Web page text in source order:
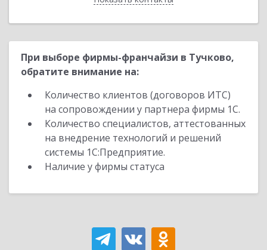
При выборе фирмы-франчайзи в Тучково,
обратите внимание на:
Количество клиентов (договоров ИТС)
на сопровождении у партнера фирмы 1С.
Количество специалистов, аттестованных
на внедрение технологий и решений
системы 1С:Предприятие.
Наличие у фирмы статуса